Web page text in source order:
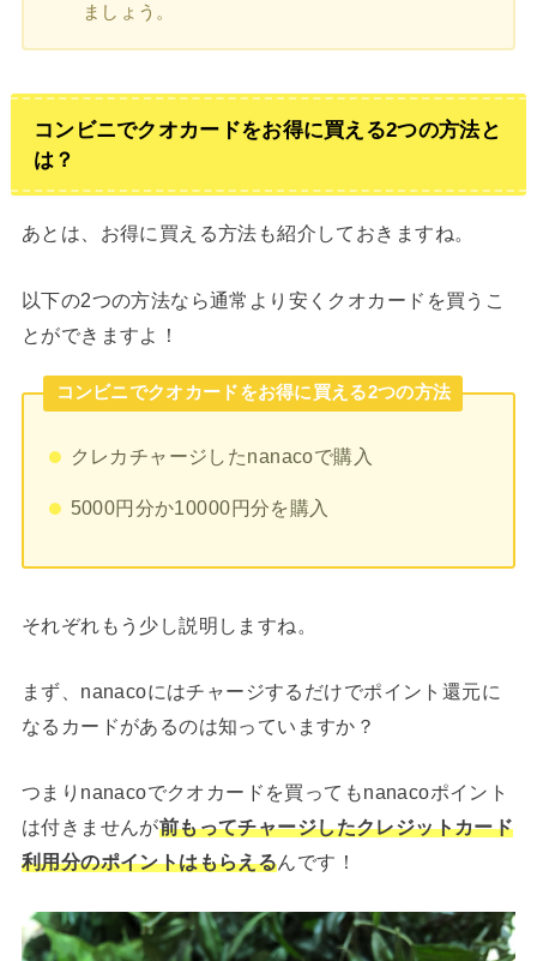
ましょう。
コンビニでクオカードをお得に買える2つの方法と
は？
あとは、お得に買える方法も紹介しておきますね。
以下の2つの方法なら通常より安くクオカードを買うこ
とができますよ！
コンビニでクオカードをお得に買える2つの方法
クレカチャージしたnanacoで購入
5000円分か10000円分を購入
それぞれもう少し説明しますね。
まず、nanacoにはチャージするだけでポイント還元に
なるカードがあるのは知っていますか？
つまりnanacoでクオカードを買ってもnanacoポイント
は付きませんが前もってチャージしたクレジットカード
利用分のポイントはもらえるんです！